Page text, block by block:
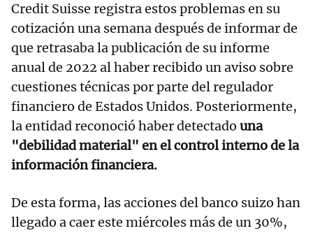
Credit Suisse registra estos problemas en su
cotización una semana después de informar de
que retrasaba la publicación de su informe
anual de 2022 al haber recibido un aviso sobre
cuestiones técnicas por parte del regulador
financiero de Estados Unidos. Posteriormente,
la entidad reconoció haber detectado una
"debilidad material" en el control interno de la
información financiera.
De esta forma, las acciones del banco suizo han
llegado a caer este miércoles más de un 30%,